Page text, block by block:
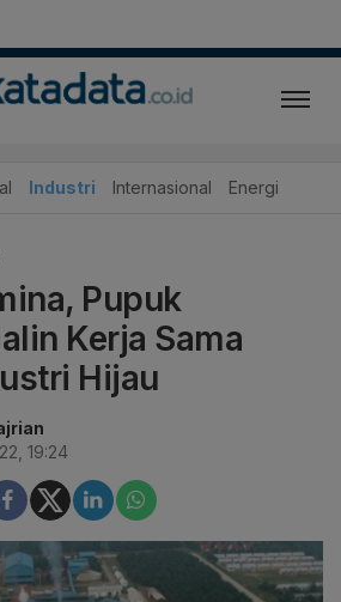
Industri Internasional Energi
Pupuk
Kerja Sama
Hijau
19:24